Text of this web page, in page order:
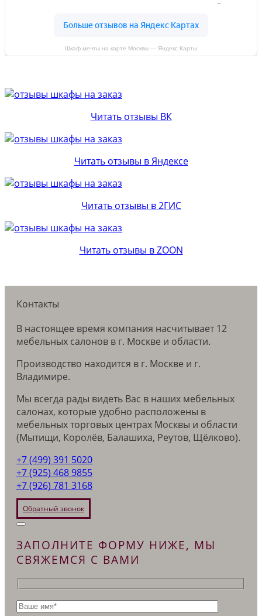
Шкаф мечты на карте Москвы — Яндекс Карты
Читать отзывы ВК
Читать отзывы в Яндексе
Читать отзывы в 2ГИС
Читать отзывы в ZOON
Контакты
В настоящее время компания насчитывает 12
мебельных салонов в г. Москве и области.
Производство находится в г. Москве и г.
Владимире.
Мы всегда рады видеть Вас в наших мебельных
салонах, которые удобно расположены в
мебельных торговых центрах Москвы и области
(Мытищи, Королёв, Балашиха, Реутов, Щёлково).
+7 (499) 391 5020
+7 (925) 468 9855
+7 (926) 781 3168
Обратный звонок
ЗАПОЛНИТЕ ФОРМУ НИЖЕ, МЫ
СВЯЖЕМСЯ С ВАМИ